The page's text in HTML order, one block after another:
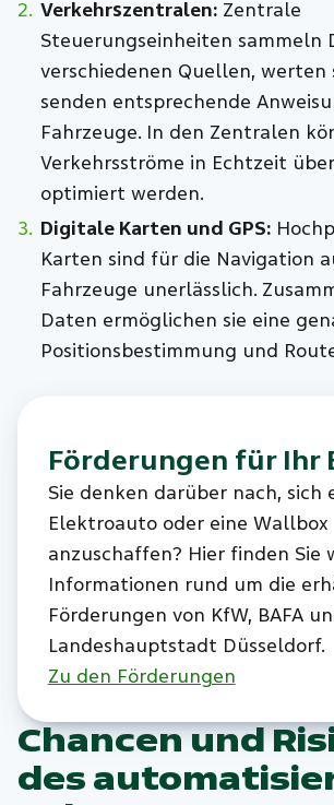
Verkehrszentralen:Zentrale
Steuerungseinheiten sammeln
verschiedenen Quellen, werten
senden entsprechende
Fahrzeuge. In den Zentralen
Verkehrsströme in Echtzeit
optimiert werden.
Digitale Karten und GPS:
Karten sind für die Navigation
Fahrzeuge unerlässlich.
Daten ermöglichen sie eine
Positionsbestimmung und
Förderungen für Ihr
Sie denken darüber nach, sich
Elektroauto oder eine Wallbox
anzuschaffen? Hier finden Sie
Informationen rund um die
Förderungen von KfW, BAFA
Landeshauptstadt Düsseldorf.
Zu den Förderungen
Chancen und
des